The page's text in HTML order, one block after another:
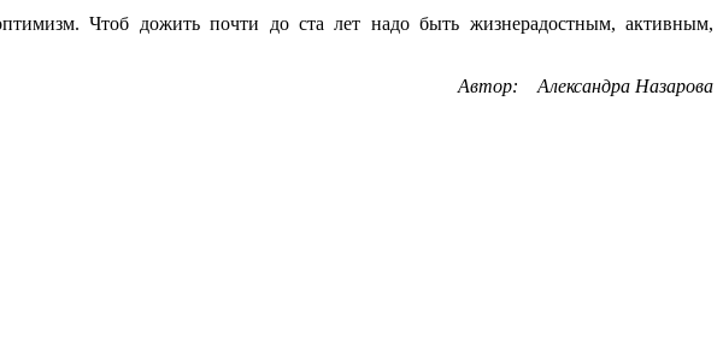
Чтоб дожить почти до ста лет надо быть жизнерадостным, активным,
Автор: Александра Назарова